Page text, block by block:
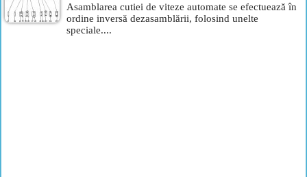
Asamblarea cutiei de viteze automate se efectuează în
ordine inversă dezasamblării, folosind unelte
speciale....